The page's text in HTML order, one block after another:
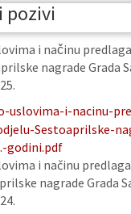
pozivi
i načinu
nagrade Grada
uslovima-i-nacinu-
Sestoaprilske-
godini.pdf
i načinu
nagrade Grada